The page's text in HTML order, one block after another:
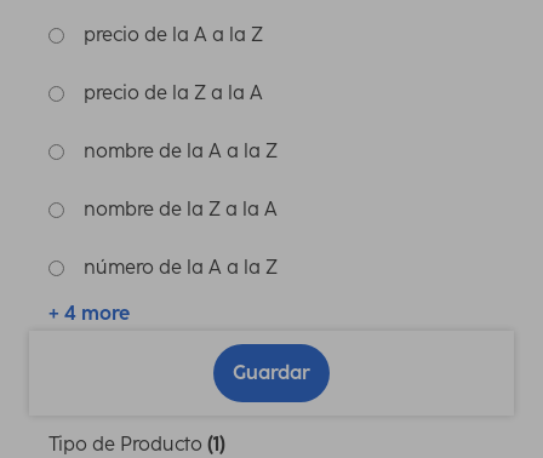
precio de la A a la Z
precio de la Z a la A
nombre de la A a la Z
nombre de la Z a la A
número de la A a la Z
+ 4 more
Guardar
Tipo de Producto (1)